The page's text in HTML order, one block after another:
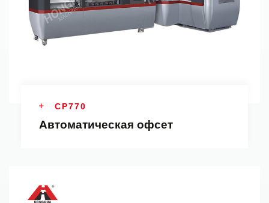
CP770
Автоматическая офсет